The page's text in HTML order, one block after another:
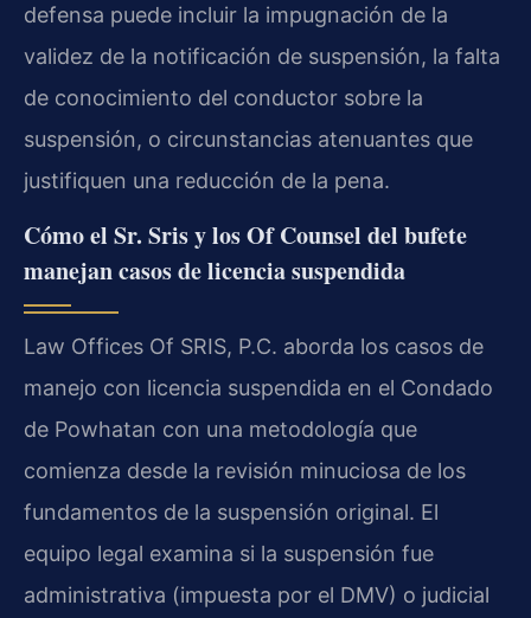
defensa puede incluir la impugnación de la
validez de la notificación de suspensión, la falta
de conocimiento del conductor sobre la
suspensión, o circunstancias atenuantes que
justifiquen una reducción de la pena.
Cómo el Sr. Sris y los Of Counsel del bufete
manejan casos de licencia suspendida
Law Offices Of SRIS, P.C. aborda los casos de
manejo con licencia suspendida en el Condado
de Powhatan con una metodología que
comienza desde la revisión minuciosa de los
fundamentos de la suspensión original. El
equipo legal examina si la suspensión fue
administrativa (impuesta por el DMV) o judicial